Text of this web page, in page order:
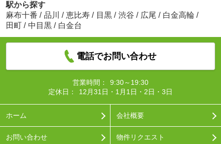
駅から探す
麻布十番 / 品川 / 恵比寿 / 目黒 / 渋谷 / 広尾 / 白金高輪 /
田町 / 中目黒 / 白金台
電話でお問い合わせ
営業時間：
9:30～19:30
定休日：
12月31日・1月1日・2日・3日
ホーム 会社概要
お問い合わせ 物件リクエスト